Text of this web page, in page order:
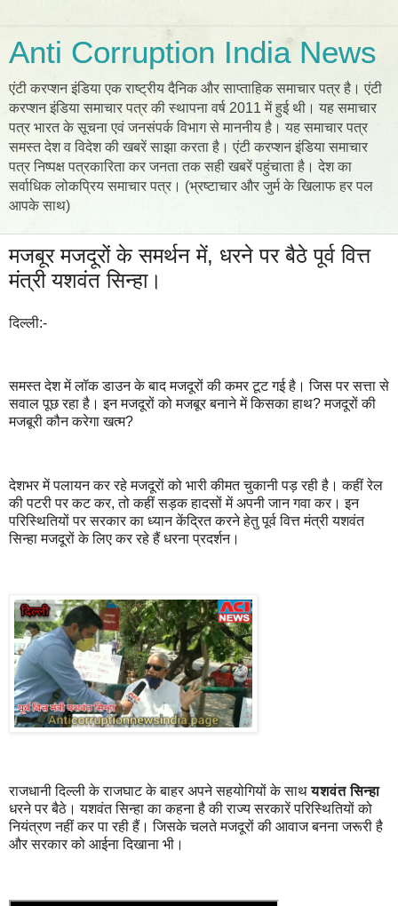
Anti Corruption India News
एंटी करप्शन इंडिया एक राष्ट्रीय दैनिक और साप्ताहिक समाचार पत्र है। एंटी
करप्शन इंडिया समाचार पत्र की स्थापना वर्ष 2011 में हुई थी। यह समाचार
पत्र भारत के सूचना एवं जनसंपर्क विभाग से माननीय है। यह समाचार पत्र
समस्त देश व विदेश की खबरें साझा करता है। एंटी करप्शन इंडिया समाचार
पत्र निष्पक्ष पत्रकारिता कर जनता तक सही खबरें पहुंचाता है। देश का
सर्वाधिक लोकप्रिय समाचार पत्र। (भ्रष्टाचार और जुर्म के खिलाफ हर पल
आपके साथ)
मजबूर मजदूरों के समर्थन में, धरने पर बैठे पूर्व वित्त
मंत्री यशवंत सिन्हा।
दिल्ली:-
समस्त देश में लॉक डाउन के बाद मजदूरों की कमर टूट गई है। जिस पर सत्ता से
सवाल पूछ रहा है। इन मजदूरों को मजबूर बनाने में किसका हाथ? मजदूरों की
मजबूरी कौन करेगा खत्म?
देशभर में पलायन कर रहे मजदूरों को भारी कीमत चुकानी पड़ रही है। कहीं रेल
की पटरी पर कट कर, तो कहीं सड़क हादसों में अपनी जान गवा कर। इन
परिस्थितियों पर सरकार का ध्यान केंद्रित करने हेतु पूर्व वित्त मंत्री यशवंत
सिन्हा मजदूरों के लिए कर रहे हैं धरना प्रदर्शन।
राजधानी दिल्ली के राजघाट के बाहर अपने सहयोगियों के साथयशवंत सिन्हा
धरने पर बैठे। यशवंत सिन्हा का कहना है की राज्य सरकारें परिस्थितियों को
नियंत्रण नहीं कर पा रही हैं। जिसके चलते मजदूरों की आवाज बनना जरूरी है
और सरकार को आईना दिखाना भी।